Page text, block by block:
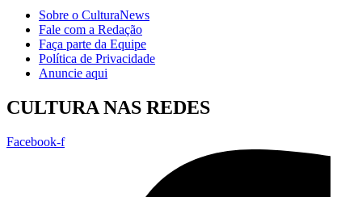
Sobre o CulturaNews
Fale com a Redação
Faça parte da Equipe
Política de Privacidade
Anuncie aqui
CULTURA NAS REDES
Facebook-f